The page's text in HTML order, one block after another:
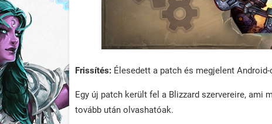
Frissítés: Élesedett a patch és megjelent
Egy új patch került fel a Blizzard szervereire,
tovább után olvashatóak.